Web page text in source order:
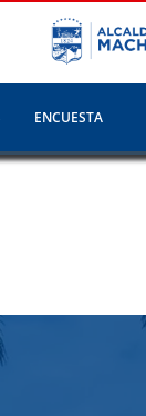
ENCUESTA